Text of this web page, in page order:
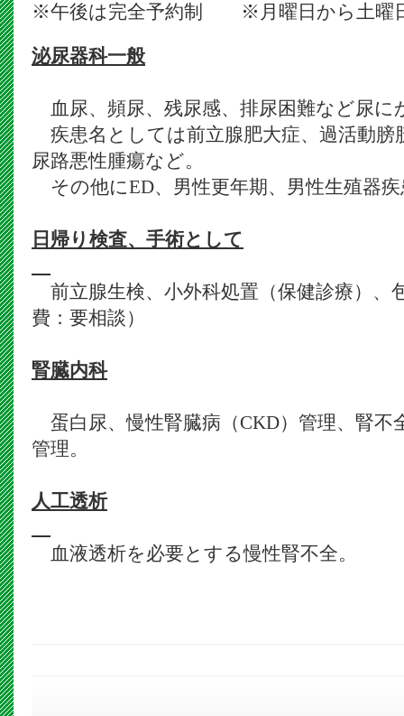
※午後は完全予約制 ※月曜日から土曜
泌尿器科一般
血尿、頻尿、残尿感、排尿困難など尿
疾患名としては前立腺肥大症、過活動膀
尿路悪性腫瘍など。
その他にED、男性更年期、男性生殖器疾
日帰り検査、手術として
前立腺生検、小外科処置（保健診療）、
費：要相談）
腎臓内科
蛋白尿、慢性腎臓病（CKD）管理、腎不
管理。
人工透析
血液透析を必要とする慢性腎不全。